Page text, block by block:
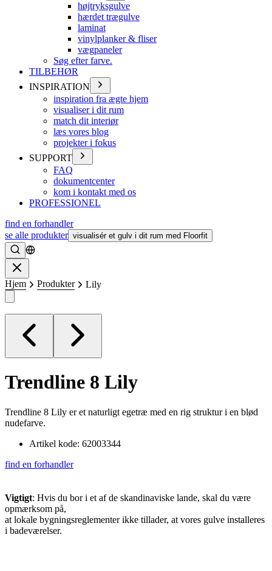
højtryksgulve
hærdet trægulve
laminat
vinylplanker & fliser
vægpaneler
Søg efter farve.
TILBEHØR
INSPIRATION
inspiration fra ægte hjem
visualiser i dit rum
match dit interiør
læs vores blog
projekter i fokus
SUPPORT
FAQ
dokumentcenter
kom i kontakt med os
PROFESSIONEL
find en forhandler
se alle produkter visualisér et gulv i dit rum med Floorfit
Søge
Hjem Produkter Lily
Trendline 8 Lily
Trendline 8 Lily er et naturligt egetræ med en rig struktur i en blød
nudefarve.
Artikel kode: 62003344
find en forhandler
Vigtigt: Hvis du bor i et af de skandinaviske lande, skal du være
opmærksom på,
at lokale bygningsreglementer ikke tillader, at vores gulve installeres
i badeværelser.